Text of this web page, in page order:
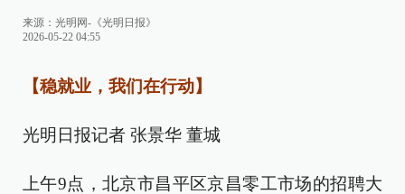
来源： 光明网-《光明日报》
2026-05-22 04:55
【稳就业，我们在行动】
光明日报记者 张景华 董城
上午9点，北京市昌平区京昌零工市场的招聘大